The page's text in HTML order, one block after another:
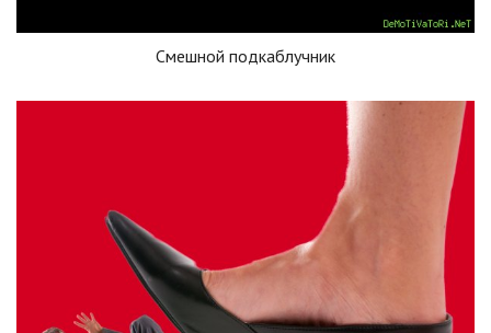
Смешной подкаблучник